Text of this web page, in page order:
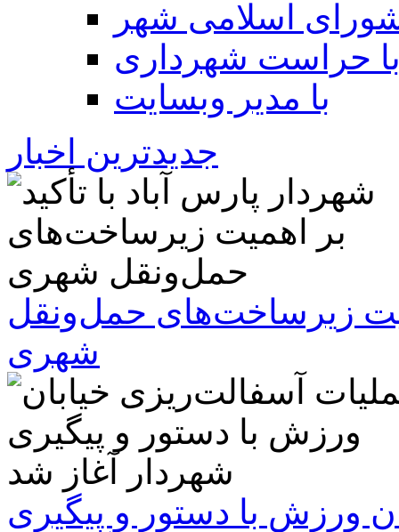
اسلامی شهر
حراست شهرداری
با مدیر وبسایت
جدیدترین اخبار
زیرساخت‌های حمل‌ونقل
شهری
ورزش با دستور و پیگیری